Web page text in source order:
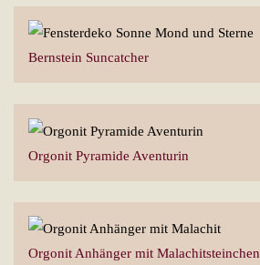
Bernstein Suncatcher
Orgonit Pyramide Aventurin
Orgonit Anhänger mit Malachitsteinchen